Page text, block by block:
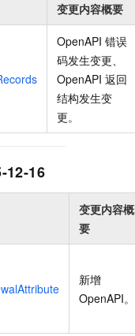
变更内容概要
OpenAPI 错误
码发生变更、
OpenAPI 返回
结构发生变
更。
12-16
变更内容概
要
新增
OpenAPI。